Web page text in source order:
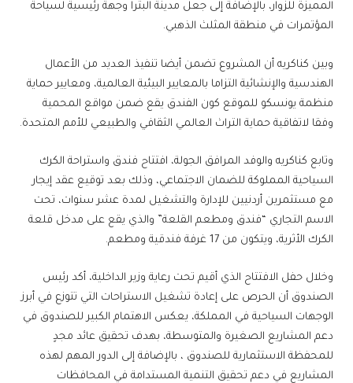
المميزة للزوار، بالإضافة إلى جعل مدينة البترا وجهة رئيسية لسياحة
المؤتمرات في منطقة المثلث الذهبي.
وبين كناكريه أن المشروع تضمن أيضا تنفيذ العديد من الأعمال
الهندسية والإنشائية التزاما بالمعايير البيئية العالمية، ومعايير حماية
منظمة يونسكو للموقع كون الفندق يقع ضمن مواقع المحمية
وفقا لاتفاقية حماية التراث العالمي الثقافي والطبيعي للأمم المتحدة.
وتابع كناكريه والوفد المرافق الجولة، افتتاح فندق واستراحة الكرك
السياحية المملوكة للضمان الاجتماعي، وذلك بعد توقيع عقد إيجار
مع مستثمرين أردنيين للإدارة والتشغيل لمدة عشر سنوات، تحت
الاسم التجاري “فندق ومطعم القلعة” والذي يقع على مدخل قلعة
الكرك الأثرية، ويتكون من 17 غرفة فندقية ومطعم.
وخلال حفل الافتتاح الذي أقيم تحت رعاية وزير الداخلية، أكد رئيس
الصندوق أن الحرص على إعادة تشغيل الاستراحات التي تتوزع في أبرز
الوجهات السياحية في المملكة، يعكس الاهتمام الكبير للصندوق في
دعم المشاريع الصغيرة والمتوسطة، بهدف تحقيق عائد مجدٍ
للمحفظة الاستثمارية للصندوق ، بالإضافة إلى الدور المهم لهذه
المشاريع في دعم تحقيق التنمية المستدامة في المحافظات